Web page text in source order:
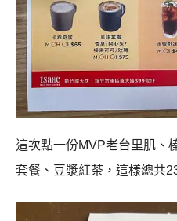
這次點一份MVP老台里肌、
套餐、豆漿紅茶，這樣總共